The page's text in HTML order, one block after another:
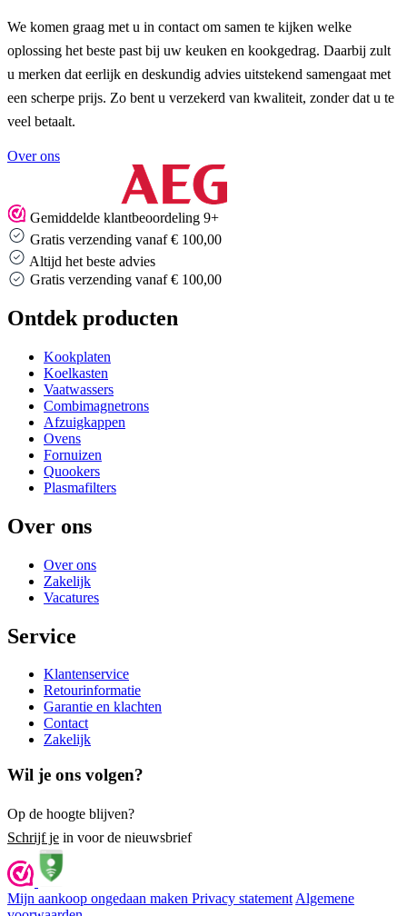
We komen graag met u in contact om samen te kijken welke
oplossing het beste past bij uw keuken en kookgedrag. Daarbij zult
u merken dat eerlijk en deskundig advies uitstekend samengaat met
een scherpe prijs. Zo bent u verzekerd van kwaliteit, zonder dat u te
veel betaalt.
Over ons
Gemiddelde klantbeoordeling 9+
Gratis verzending vanaf € 100,00
Altijd het beste advies
Gratis verzending vanaf € 100,00
Ontdek producten
Kookplaten
Koelkasten
Vaatwassers
Combimagnetrons
Afzuigkappen
Ovens
Fornuizen
Quookers
Plasmafilters
Over ons
Over ons
Zakelijk
Vacatures
Service
Klantenservice
Retourinformatie
Garantie en klachten
Contact
Zakelijk
Wil je ons volgen?
Op de hoogte blijven?
Schrijf je in voor de nieuwsbrief
Mijn aankoop ongedaan maken Privacy statement Algemene